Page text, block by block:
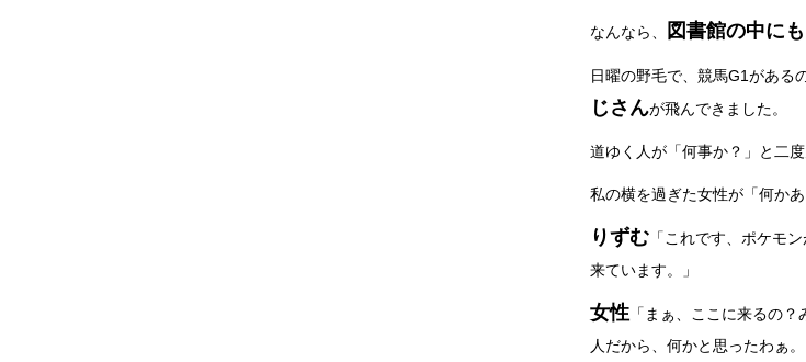
なんなら、 図書館の中に
日曜の野毛で、競馬G1がある
じさんが飛んできました。
道ゆく人が「何事か？」と二
私の横を過ぎた女性が「何かあ
りずむ 「これです、ポケモ
来ています。」
女性 「まぁ、ここに来るの
人だから、何かと思ったわぁ。